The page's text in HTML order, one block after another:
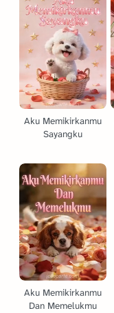
Aku Memikirkanmu
Sayangku
Aku Memikirkanmu
Dan Memelukmu